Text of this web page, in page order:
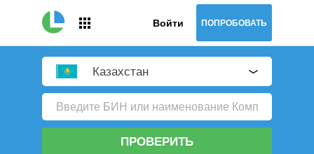
Войти ПОПРОБОВАТЬ
Казахстан
ПРОВЕРИТЬ